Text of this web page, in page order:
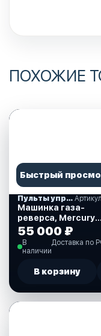
ПОХОЖИЕ
Быстрый
Пульты управления газ-реверс, аксессуары
Машинка газа-
реверса, Mercury
(нового образца)
(8M0176288)
55 000 ₽
В
наличии
Доставка по
В корзину